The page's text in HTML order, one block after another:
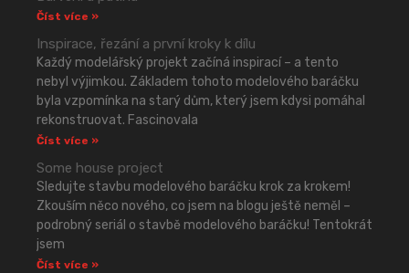
Číst více »
Inspirace, řezání a první kroky k dílu
Každý modelářský projekt začíná inspirací – a tento
nebyl výjimkou. Základem tohoto modelového baráčku
byla vzpomínka na starý dům, který jsem kdysi pomáhal
rekonstruovat. Fascinovala
Číst více »
Some house project
Sledujte stavbu modelového baráčku krok za krokem!
Zkouším něco nového, co jsem na blogu ještě neměl –
podrobný seriál o stavbě modelového baráčku! Tentokrát
jsem
Číst více »